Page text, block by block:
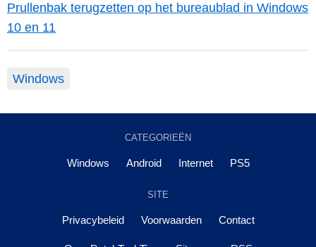
Prullenbak terugzetten op het bureaublad in Windows
10 en 11
Windows
CATEGORIEËN
Windows Android Internet PS5
SITE
Privacybeleid Voorwaarden Contact